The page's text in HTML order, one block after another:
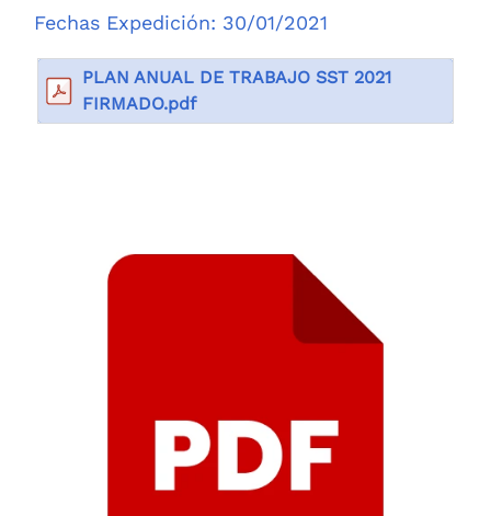
Fechas Expedición: 30/01/2021
PLAN ANUAL DE TRABAJO SST 2021
FIRMADO.pdf